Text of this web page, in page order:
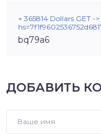
+ 365814 Dollars GET
bq79a6
ДОБАВИТЬ